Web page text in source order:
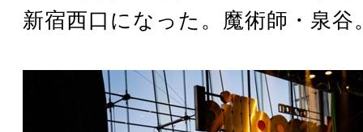
新宿西口になった。魔術師・泉谷